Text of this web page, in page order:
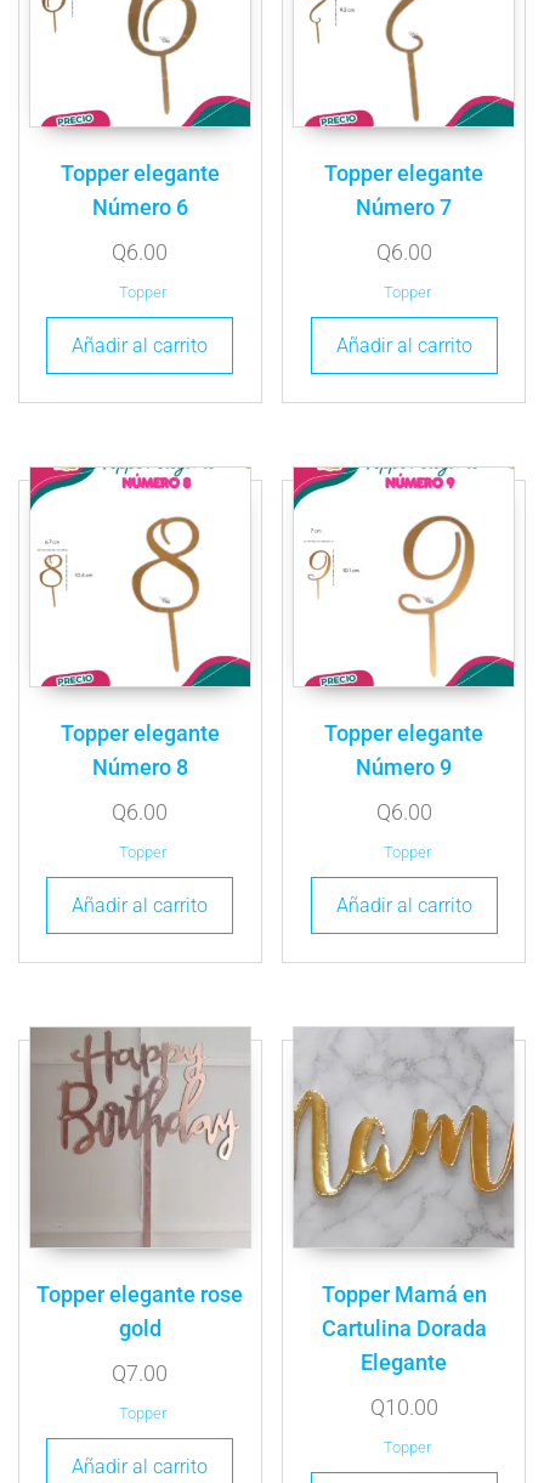
Topper elegante
Número 6
Q6.00
Topper
Añadir al carrito
Topper elegante
Número 7
Q6.00
Topper
Añadir al carrito
Topper elegante
Número 8
Q6.00
Topper
Añadir al carrito
Topper elegante
Número 9
Q6.00
Topper
Añadir al carrito
Topper elegante rose
gold
Q7.00
Topper
Añadir al carrito
Topper Mamá en
Cartulina Dorada
Elegante
Q10.00
Topper